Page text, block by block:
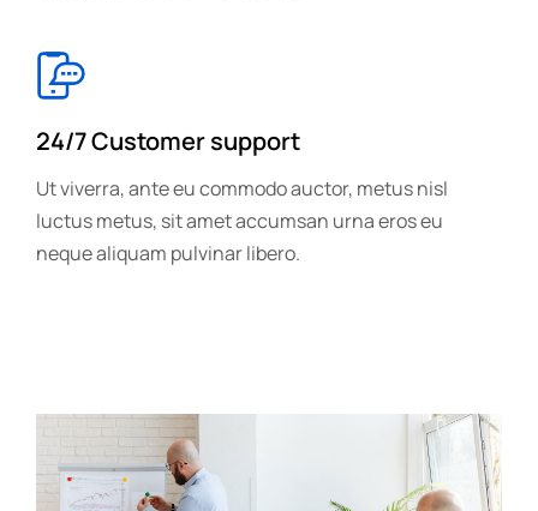
24/7 Customer support
Ut viverra, ante eu commodo auctor, metus nisl
luctus metus, sit amet accumsan urna eros eu
neque aliquam pulvinar libero.